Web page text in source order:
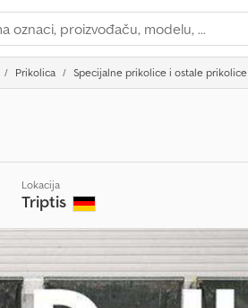
Prikolica Specijalne prikolice i ostale prikolice
Lokacija
Triptis